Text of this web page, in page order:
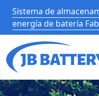
Sistema de
energía de batería